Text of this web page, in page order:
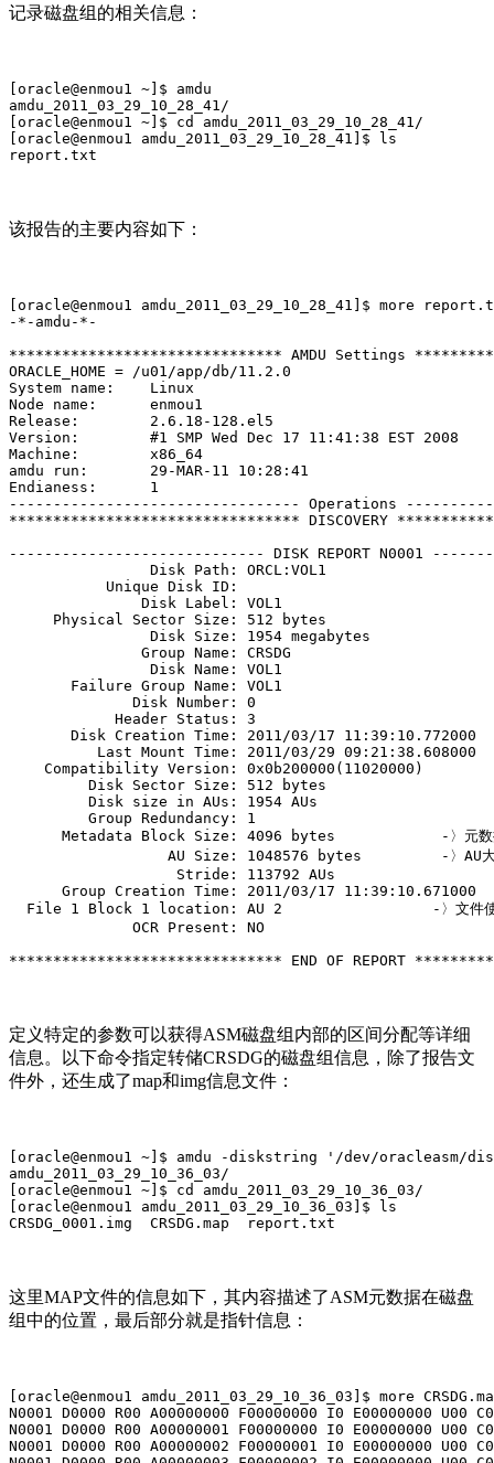
记录磁盘组的相关信息：
[oracle@enmou1 ~]$ amdu
amdu_2011_03_29_10_28_41/
[oracle@enmou1 ~]$ cd amdu_2011_03_29_10_28_41/
[oracle@enmou1 amdu_2011_03_29_10_28_41]$ ls
report.txt
该报告的主要内容如下：
[oracle@enmou1 amdu_2011_03_29_10_28_41]$ more
-*-amdu-*-
******************************* AMDU Settings
ORACLE_HOME = /u01/app/db/11.2.0
System name:    Linux
Node name:      enmou1
Release:        2.6.18-128.el5
Version:        #1 SMP Wed Dec 17 11:41:38 EST 2008
Machine:        x86_64
amdu run:       29-MAR-11 10:28:41
Endianess:      1
--------------------------------- Operations
********************************* DISCOVERY
----------------------------- DISK REPORT N0001
Disk Path: ORCL:VOL1
Unique Disk ID:
Disk Label: VOL1
Physical Sector Size: 512 bytes
Disk Size: 1954 megabytes
Group Name: CRSDG
Disk Name: VOL1
Failure Group Name: VOL1
Disk Number: 0
Header Status: 3
Disk Creation Time: 2011/03/17 11:39:10.772000
Last Mount Time: 2011/03/29 09:21:38.608000
Compatibility Version: 0x0b200000(11020000)
Disk Sector Size: 512 bytes
Disk size in AUs: 1954 AUs
Group Redundancy: 1
Metadata Block Size: 4096 bytes            -〉元数
AU Size: 1048576 bytes         -〉AU大小
Stride: 113792 AUs
Group Creation Time: 2011/03/17 11:39:10.671000
File 1 Block 1 location: AU 2                 -〉文件使
OCR Present: NO
******************************* END OF REPORT
定义特定的参数可以获得ASM磁盘组内部的区间分配等详细
信息。以下命令指定转储CRSDG的磁盘组信息，除了报告文
件外，还生成了map和img信息文件：
[oracle@enmou1 ~]$ amdu -diskstring '/dev/oracleasm/
amdu_2011_03_29_10_36_03/
[oracle@enmou1 ~]$ cd amdu_2011_03_29_10_36_03/
[oracle@enmou1 amdu_2011_03_29_10_36_03]$ ls
CRSDG_0001.img  CRSDG.map  report.txt
这里MAP文件的信息如下，其内容描述了ASM元数据在磁盘
组中的位置，最后部分就是指针信息：
[oracle@enmou1 amdu_2011_03_29_10_36_03]$ more
N0001 D0000 R00 A00000000 F00000000 I0 E00000000 U00
N0001 D0000 R00 A00000001 F00000000 I0 E00000000 U00
N0001 D0000 R00 A00000002 F00000001 I0 E00000000 U00